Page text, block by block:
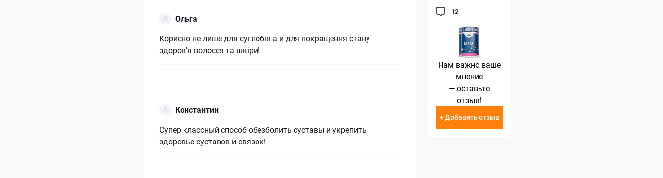
12
Нам важно ваше
мнение
— оставьте
отзыв!
+ Добавить отзыв
Ольга
Корисно не лише для суглобів а й для покращення стану
здоров'я волосся та шкіри!
Константин
Супер классный способ обезболить суставы и укрепить
здоровье суставов и связок!